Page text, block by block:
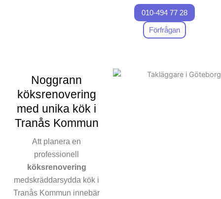
hantverkare för att garantera
att varje detalj i processen,
från design till leverans,
uppfyller våra kunders
utmaning, men vårt team
010-494 77 28
Förfrågan
Noggrann
köksrenovering
med unika kök i
Tranås Kommun
Att planera en
professionell
köksrenovering
medskräddarsydda kök i
Tranås Kommun innebär